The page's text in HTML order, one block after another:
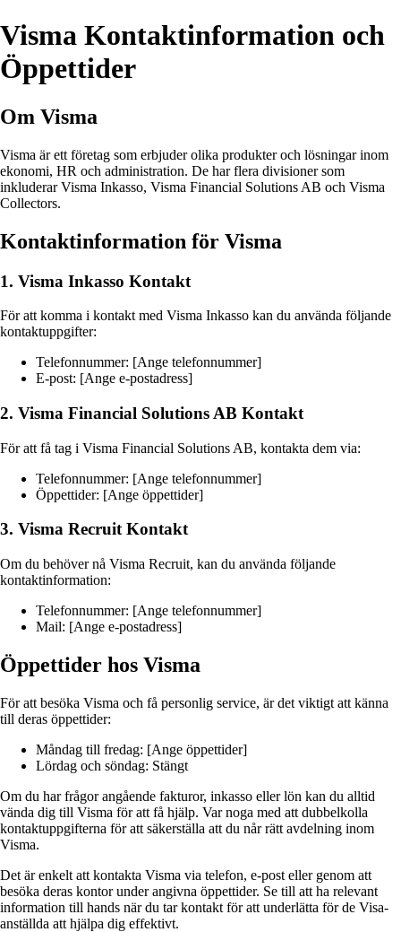
Visma Kontaktinformation och
Öppettider
Om Visma
Visma är ett företag som erbjuder olika produkter och lösningar inom
ekonomi, HR och administration. De har flera divisioner som
inkluderar Visma Inkasso, Visma Financial Solutions AB och Visma
Collectors.
Kontaktinformation för Visma
1. Visma Inkasso Kontakt
För att komma i kontakt med Visma Inkasso kan du använda följande
kontaktuppgifter:
Telefonnummer: [Ange telefonnummer]
E-post: [Ange e-postadress]
2. Visma Financial Solutions AB Kontakt
För att få tag i Visma Financial Solutions AB, kontakta dem via:
Telefonnummer: [Ange telefonnummer]
Öppettider: [Ange öppettider]
3. Visma Recruit Kontakt
Om du behöver nå Visma Recruit, kan du använda följande
kontaktinformation:
Telefonnummer: [Ange telefonnummer]
Mail: [Ange e-postadress]
Öppettider hos Visma
För att besöka Visma och få personlig service, är det viktigt att känna
till deras öppettider:
Måndag till fredag: [Ange öppettider]
Lördag och söndag: Stängt
Om du har frågor angående fakturor, inkasso eller lön kan du alltid
vända dig till Visma för att få hjälp. Var noga med att dubbelkolla
kontaktuppgifterna för att säkerställa att du når rätt avdelning inom
Visma.
Det är enkelt att kontakta Visma via telefon, e-post eller genom att
besöka deras kontor under angivna öppettider. Se till att ha relevant
information till hands när du tar kontakt för att underlätta för de Visa-
anställda att hjälpa dig effektivt.